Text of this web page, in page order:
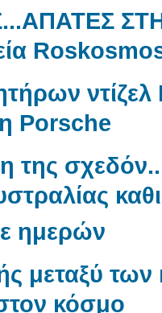
Porsche
της
ημερών
μεταξύ